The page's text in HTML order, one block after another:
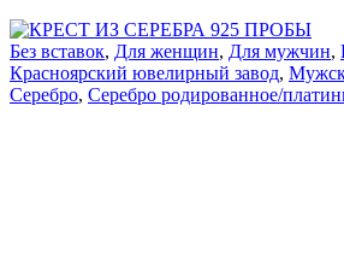
Без вставок, Для женщин, Для мужчин,
Красноярский ювелирный завод,
Серебро, Серебро родированное/